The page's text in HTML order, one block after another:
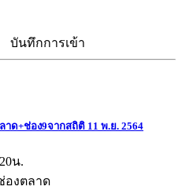
บันทึกการเข้า
ด+ช่อง9จากสถิติ 11 พ.ย. 2564
น.
องตลาด